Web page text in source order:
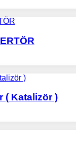
( Katalizör )